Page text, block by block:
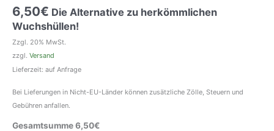
6,50€ Die Alternative zu herkömmlichen
Wuchshüllen!
Zzgl. 20% MwSt.
zzgl. Versand
Lieferzeit: auf Anfrage
Bei Lieferungen in Nicht-EU-Länder können zusätzliche Zölle, Steuern und
Gebühren anfallen.
Gesamtsumme6,50€